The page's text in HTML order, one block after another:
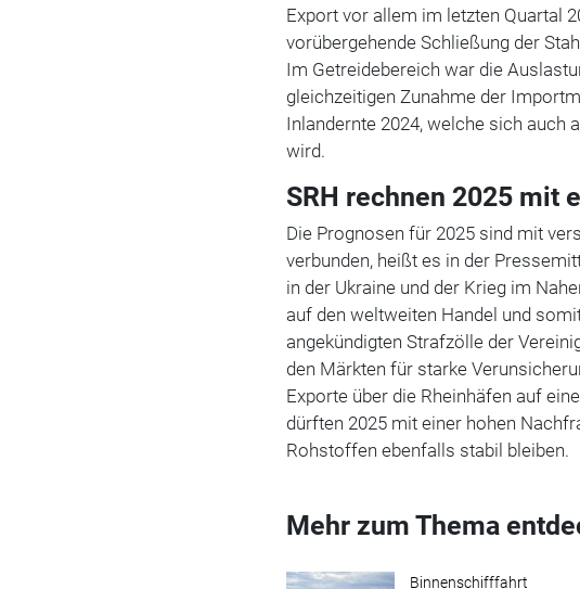
Export vor allem im letzten Quartal
vorübergehende Schließung der
Im Getreidebereich war die
gleichzeitigen Zunahme der
Inlandernte 2024, welche sich auch
wird.
SRH rechnen 2025 mit
Die Prognosen für 2025 sind mit
verbunden, heißt es in der
in der Ukraine und der Krieg im
auf den weltweiten Handel und
angekündigten Strafzölle der
den Märkten für starke
Exporte über die Rheinhäfen auf
dürften 2025 mit einer hohen
Rohstoffen ebenfalls stabil bleiben.
Mehr zum Thema
Binnenschifffahrt